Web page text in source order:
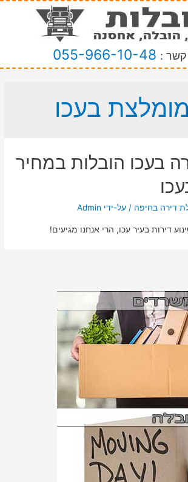
קשר : 055-966-10-48
בעכו
בעכו הובלות במחיר
דירה בחיפה / על-ידי Admin
דירות בעיר עכו, הרי אנחנו מגיעים!